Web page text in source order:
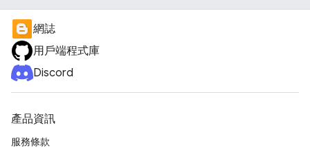
網誌
用戶端程式庫
Discord
產品資訊
服務條款